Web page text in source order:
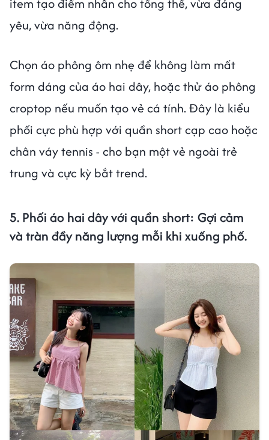
yêu, vừa năng động.
Chọn áo phông ôm nhẹ để không làm mất
form dáng của áo hai dây, hoặc thử áo phông
croptop nếu muốn tạo vẻ cá tính. Đây là kiểu
phối cực phù hợp với quần short cạp cao hoặc
chân váy tennis - cho bạn một vẻ ngoài trẻ
trung và cực kỳ bắt trend.
5. Phối áo hai dây với quần short: Gợi cảm
và tràn đầy năng lượng mỗi khi xuống phố.